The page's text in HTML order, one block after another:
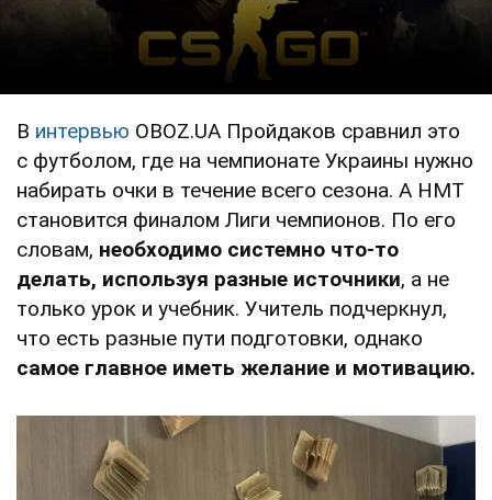
В интервью OBOZ.UA Пройдаков сравнил это
с футболом, где на чемпионате Украины нужно
набирать очки в течение всего сезона. А НМТ
становится финалом Лиги чемпионов. По его
словам, необходимо системно что-то
делать, используя разные источники, а не
только урок и учебник. Учитель подчеркнул,
что есть разные пути подготовки, однако
самое главное иметь желание и мотивацию.